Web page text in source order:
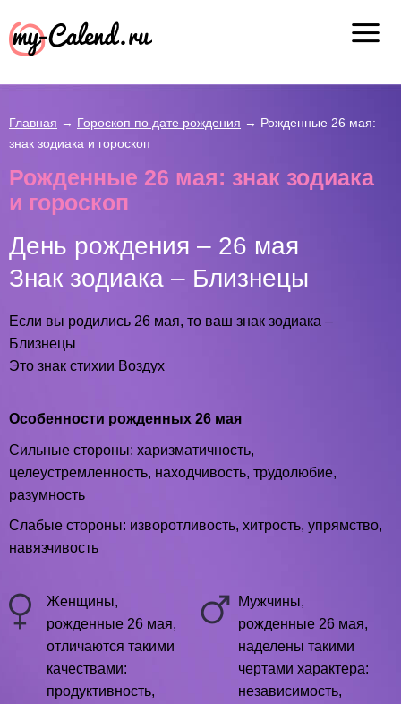
Главная → Гороскоп по дате рождения → Рожденные 26 мая:
знак зодиака и гороскоп
Рожденные 26 мая: знак зодиака
и гороскоп
День рождения – 26 мая
Знак зодиака – Близнецы
Если вы родились 26 мая, то ваш знак зодиака –
Близнецы
Это знак стихии Воздух
Особенности рожденных 26 мая
Сильные стороны: харизматичность,
целеустремленность, находчивость, трудолюбие,
разумность
Слабые стороны: изворотливость, хитрость, упрямство,
навязчивость
Женщины,
рожденные 26 мая,
отличаются такими
качествами:
продуктивность,
Мужчины,
рожденные 26 мая,
наделены такими
чертами характера:
независимость,